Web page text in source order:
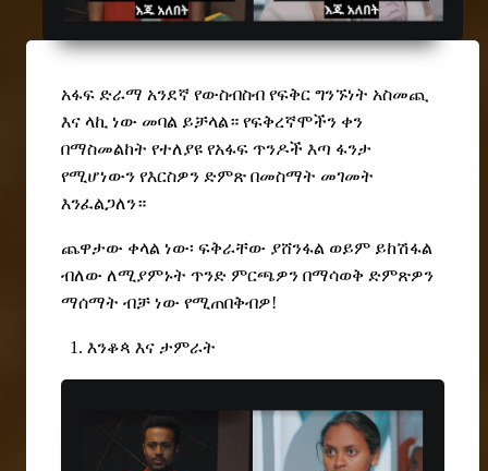
አፋፍ ድራማ አንደኛ የውስብስብ የፍቅር ግንኙነት አስመጪ
እና ላኪ ነው መባል ይቻላል። የፍቅረኛሞችን ቀን
በማስመልከት የተለያዩ የአፋፍ ጥንዶች እጣ ፋንታ
የሚሆነውን የእርስዎን ድምጽ በመስማት መገመት
እንፈልጋለን።
ጨዋታው ቀላል ነው፡ ፍቅራቸው ያሸንፋል ወይም ይከሽፋል
ብለው ለሚያምኑት ጥንድ ምርጫዎን በማሳወቅ ድምጽዎን
ማሰማት ብቻ ነው የሚጠበቅብዎ!
1. እንቆጳ እና ታምራት